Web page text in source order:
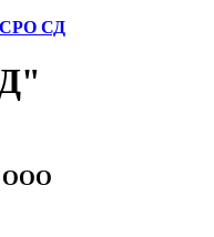
СРО СД
ООО